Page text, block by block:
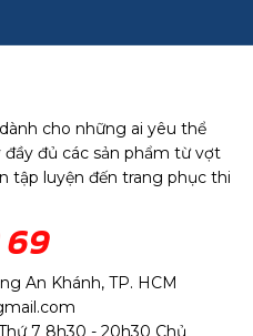
cho những ai yêu thể
đủ các sản phẩm từ vợt
tập luyện đến trang phục thi
69
An Khánh, TP. HCM
7 8h30 - 20h30 Chủ